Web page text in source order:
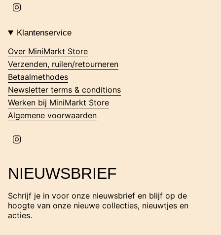
t
g
r
a
Klantenservice
Over MiniMarkt Store
Verzenden, ruilen/retourneren
Betaalmethodes
Newsletter terms & conditions
Werken bij MiniMarkt Store
Algemene voorwaarden
g
a
m
NIEUWSBRIEF
Schrijf je in voor onze nieuwsbrief en blijf op de
hoogte van onze nieuwe collecties, nieuwtjes en
acties.